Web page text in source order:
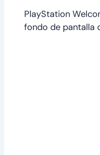
PlayStation
fondo de pantalla